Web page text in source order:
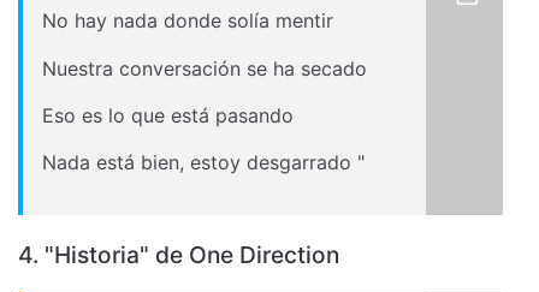
No hay nada donde solía mentir
Nuestra conversación se ha secado
Eso es lo que está pasando
Nada está bien, estoy desgarrado "
4. "Historia" de One Direction